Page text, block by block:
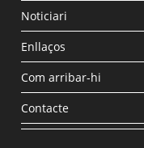
Noticiari
Enllaços
Com arribar-hi
Contacte